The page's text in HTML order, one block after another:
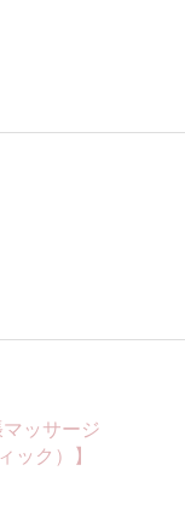
ッサージ
ック）】